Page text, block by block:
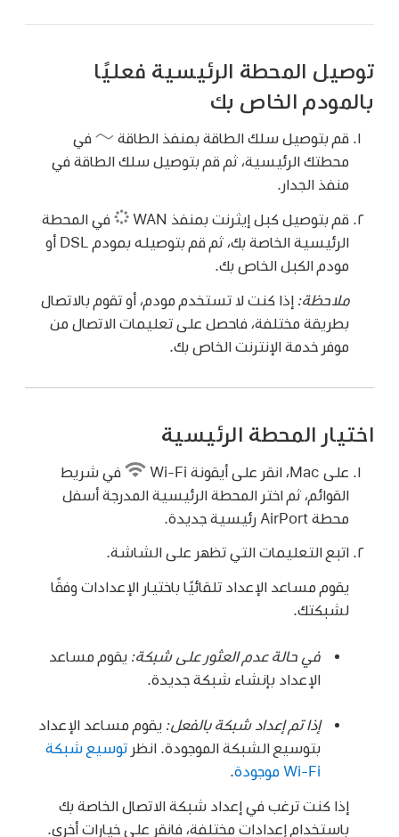
توصيل المحطة الرئيسية فعليًا
بالمودم الخاص بك
قم بتوصيل سلك الطاقة بمنفذ الطاقة
في
محطتك الرئيسية، ثم قم بتوصيل سلك الطاقة في
منفذ الجدار.
قم بتوصيل كبل إيثرنت بمنفذ WAN
في المحطة
الرئيسية الخاصة بك، ثم قم بتوصيله بمودم DSL أو
مودم الكبل الخاص بك.
ملاحظة:إذا كنت لا تستخدم مودم، أو تقوم بالاتصال
بطريقة مختلفة، فاحصل على تعليمات الاتصال من
موفر خدمة الإنترنت الخاص بك.
اختيار المحطة الرئيسية
على Mac، انقر على أيقونة Wi-Fi
في شريط
القوائم، ثم اختر المحطة الرئيسية المدرجة أسفل
محطة AirPort رئيسية جديدة.
اتبع التعليمات التي تظهر على الشاشة.
يقوم مساعد الإعداد تلقائيًا باختيار الإعدادات وفقًا
لشبكتك.
في حالة عدم العثور على شبكة: يقوم مساعد
الإعداد بإنشاء شبكة جديدة.
إذا تم إعداد شبكة بالفعل: يقوم مساعد الإعداد
بتوسيع الشبكة الموجودة. انظرتوسيع شبكة
Wi‑Fi موجودة
إذا كنت ترغب في إعداد شبكة الاتصال الخاصة بك
باستخدام إعدادات مختلفة، فانقر على خيارات أخرى.